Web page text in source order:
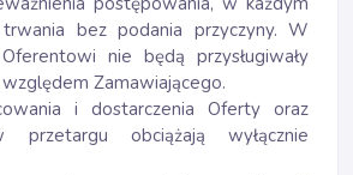
bez podania przyczyny. W
nie będą przysługiwały
Zamawiającego.
i dostarczenia Oferty oraz
przetargu obciążają wyłącznie